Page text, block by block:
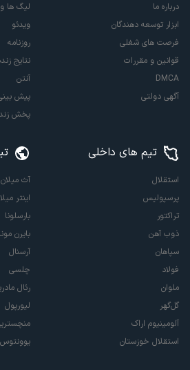
درباره ما
ابزار توسعه دهندگان
فرصت های شغلی
قوانین و مقررات
DMCA
آگهی دولتی
لیگ ها
ویدئو
روزنامه
نتایج
آنتن
پیش
پخش
تیم های داخلی
استقلال
پرسپولیس
تراکتور
ذوب آهن
سپاهان
فولاد
ملوان
گل‌گهر
آلومینیوم اراک
استقلال خوزستان
آث میلان
اینتر
بارسلونا
بایرن
آرسنال
چلسی
رئال
لیورپول
یوونتوس